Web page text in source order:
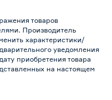
товаров
Производитель
характеристики/
уведомления
приобретения товара
на настоящем